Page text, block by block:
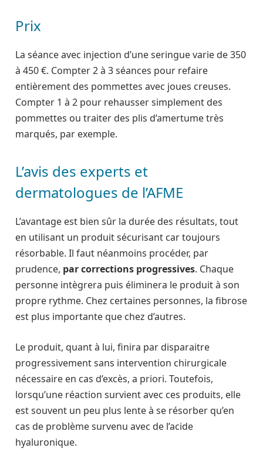
Prix
La séance avec injection d’une seringue varie de 350
à 450 €. Compter 2 à 3 séances pour refaire
entièrement des pommettes avec joues creuses.
Compter 1 à 2 pour rehausser simplement des
pommettes ou traiter des plis d’amertume très
marqués, par exemple.
L’avis des experts et
dermatologues de l’AFME
L’avantage est bien sûr la durée des résultats, tout
en utilisant un produit sécurisant car toujours
résorbable. Il faut néanmoins procéder, par
prudence, par corrections progressives. Chaque
personne intègrera puis éliminera le produit à son
propre rythme. Chez certaines personnes, la fibrose
est plus importante que chez d’autres.
Le produit, quant à lui, finira par disparaitre
progressivement sans intervention chirurgicale
nécessaire en cas d’excès, a priori. Toutefois,
lorsqu’une réaction survient avec ces produits, elle
est souvent un peu plus lente à se résorber qu’en
cas de problème survenu avec de l’acide
hyaluronique.